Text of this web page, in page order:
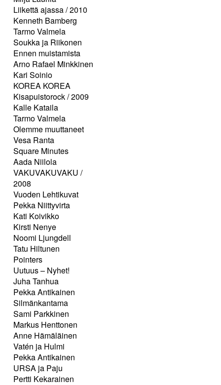
Liikettä ajassa / 2010
Kenneth Bamberg
Tarmo Valmela
Soukka ja Riikonen
Ennen muistamista
Arno Rafael Minkkinen
Kari Soinio
KOREA KOREA
Kisapuistorock / 2009
Kalle Kataila
Tarmo Valmela
Olemme muuttaneet
Vesa Ranta
Square Minutes
Aada Niilola
VAKUVAKUVAKU /
2008
Vuoden Lehtikuvat
Pekka Niittyvirta
Kati Koivikko
Kirsti Nenye
Noomi Ljungdell
Tatu Hiltunen
Pointers
Uutuus – Nyhet!
Juha Tanhua
Pekka Antikainen
Silmänkantama
Sami Parkkinen
Markus Henttonen
Anne Hämäläinen
Vatén ja Hulmi
Pekka Antikainen
URSA ja Paju
Pertti Kekarainen